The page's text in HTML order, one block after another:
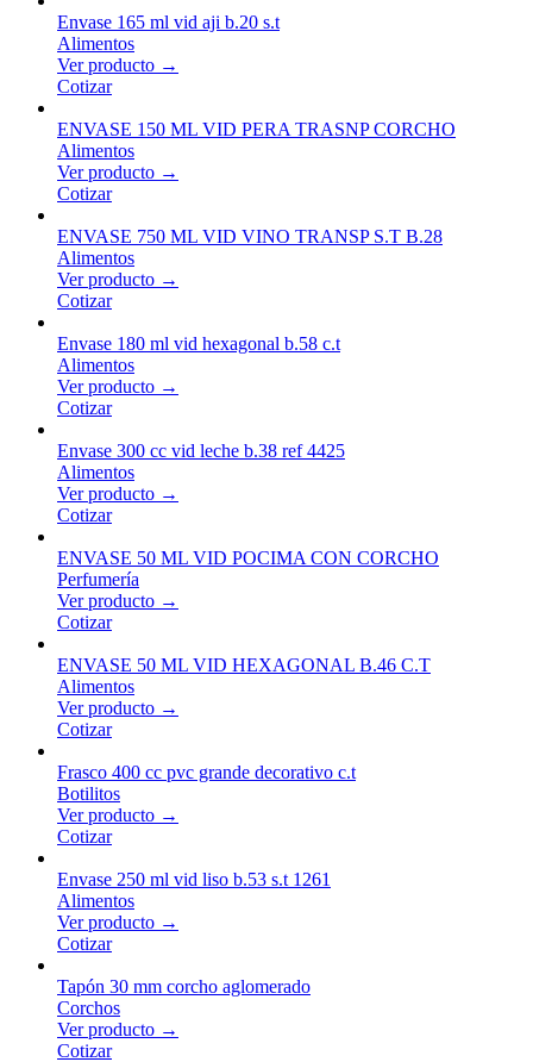
Envase 165 ml vid aji b.20 s.t
Alimentos
Ver producto →
Cotizar
ENVASE 150 ML VID PERA TRASNP CORCHO
Alimentos
Ver producto →
Cotizar
ENVASE 750 ML VID VINO TRANSP S.T B.28
Alimentos
Ver producto →
Cotizar
Envase 180 ml vid hexagonal b.58 c.t
Alimentos
Ver producto →
Cotizar
Envase 300 cc vid leche b.38 ref 4425
Alimentos
Ver producto →
Cotizar
ENVASE 50 ML VID POCIMA CON CORCHO
Perfumería
Ver producto →
Cotizar
ENVASE 50 ML VID HEXAGONAL B.46 C.T
Alimentos
Ver producto →
Cotizar
Frasco 400 cc pvc grande decorativo c.t
Botilitos
Ver producto →
Cotizar
Envase 250 ml vid liso b.53 s.t 1261
Alimentos
Ver producto →
Cotizar
Tapón 30 mm corcho aglomerado
Corchos
Ver producto →
Cotizar